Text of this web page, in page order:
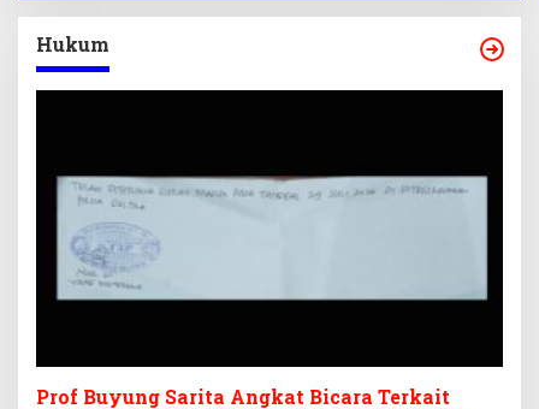
Hukum
Prof Buyung Sarita Angkat Bicara Terkait